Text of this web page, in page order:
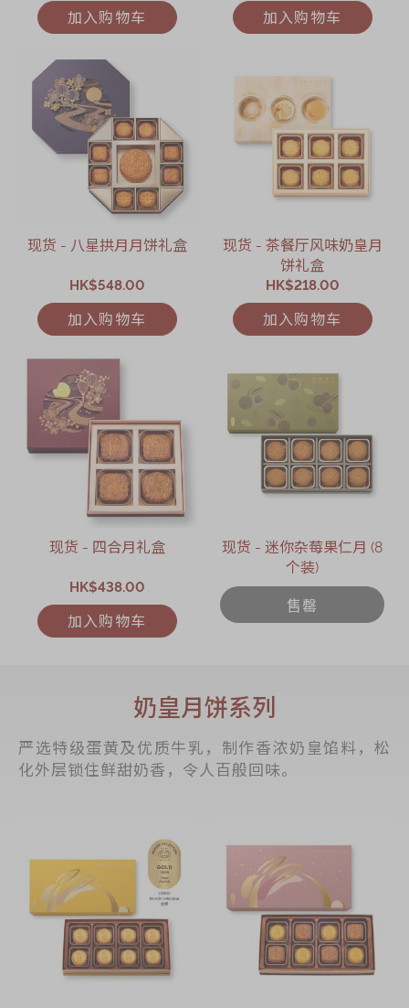
加入购物车 加入购物车
现货 - 八星拱月月饼礼盒
HK$548.00
加入购物车
现货 - 茶餐厅风味奶皇月
饼礼盒
HK$218.00
加入购物车
现货 - 四合月礼盒
HK$438.00
加入购物车
现货 - 迷你杂莓果仁月 (8
个装)
售罄
奶皇月饼系列
严选特级蛋黄及优质牛乳，制作香浓奶皇馅料，松
化外层锁住鲜甜奶香，令人百般回味。